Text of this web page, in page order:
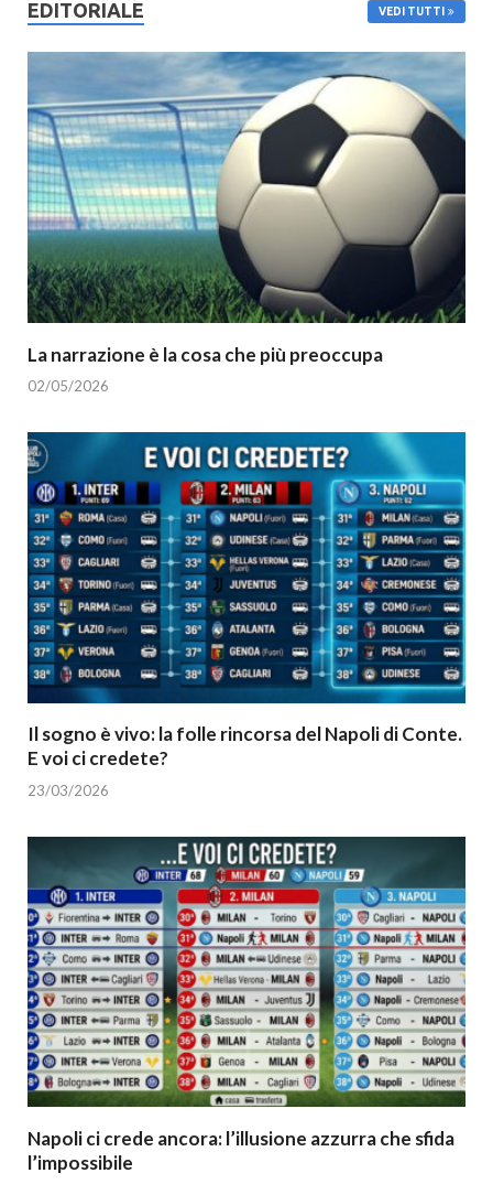
EDITORIALE VEDI TUTTI
La narrazione è la cosa che più preoccupa
02/05/2026
Il sogno è vivo: la folle rincorsa del Napoli di Conte.
E voi ci credete?
23/03/2026
Napoli ci crede ancora: l’illusione azzurra che sfida
l’impossibile